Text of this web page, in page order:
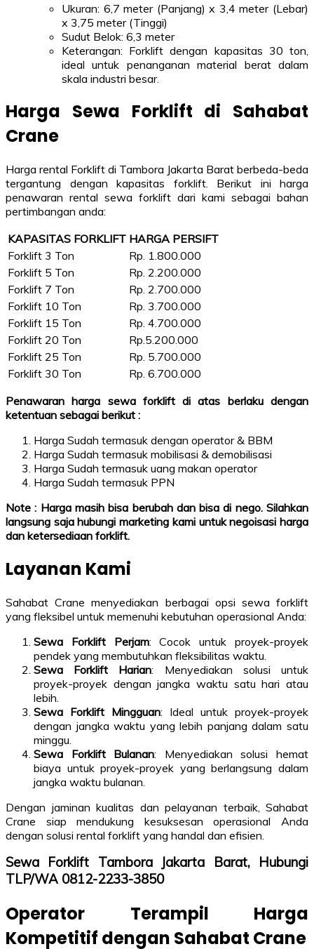
Ukuran: 6,7 meter (Panjang) x 3,4 meter (Lebar)
x 3,75 meter (Tinggi)
Sudut Belok: 6,3 meter
Keterangan: Forklift dengan kapasitas 30 ton,
ideal untuk penanganan material berat dalam
skala industri besar.
Harga Sewa Forklift di Sahabat
Crane
Harga rental Forklift di Tambora Jakarta Barat berbeda-beda
tergantung dengan kapasitas forklift. Berikut ini harga
penawaran rental sewa forklift dari kami sebagai bahan
pertimbangan anda:
KAPASITAS FORKLIFT HARGA PERSIFT
Forklift 3 Ton
Rp. 1.800.000
Forklift 5 Ton
Rp. 2.200.000
Forklift 7 Ton
Rp. 2.700.000
Forklift 10 Ton
Rp. 3.700.000
Forklift 15 Ton
Rp. 4.700.000
Forklift 20 Ton
Rp.5.200.000
Forklift 25 Ton
Rp. 5.700.000
Forklift 30 Ton
Rp. 6.700.000
Penawaran harga sewa forklift di atas berlaku dengan
ketentuan sebagai berikut :
Harga Sudah termasuk dengan operator & BBM
Harga Sudah termasuk mobilisasi & demobilisasi
Harga Sudah termasuk uang makan operator
Harga Sudah termasuk PPN
Note : Harga masih bisa berubah dan bisa di nego. Silahkan
langsung saja hubungi marketing kami untuk negoisasi harga
dan ketersediaan forklift.
Layanan Kami
Sahabat Crane menyediakan berbagai opsi sewa forklift
yang fleksibel untuk memenuhi kebutuhan operasional Anda:
Sewa Forklift Perjam: Cocok untuk proyek-proyek
pendek yang membutuhkan fleksibilitas waktu.
Sewa Forklift Harian: Menyediakan solusi untuk
proyek-proyek dengan jangka waktu satu hari atau
lebih.
Sewa Forklift Mingguan: Ideal untuk proyek-proyek
dengan jangka waktu yang lebih panjang dalam satu
minggu.
Sewa Forklift Bulanan: Menyediakan solusi hemat
biaya untuk proyek-proyek yang berlangsung dalam
jangka waktu bulanan.
Dengan jaminan kualitas dan pelayanan terbaik, Sahabat
Crane siap mendukung kesuksesan operasional Anda
dengan solusi rental forklift yang handal dan efisien.
Sewa Forklift Tambora Jakarta Barat, Hubungi
TLP/WA 0812-2233-3850
Operator Terampil Harga
Kompetitif dengan Sahabat Crane